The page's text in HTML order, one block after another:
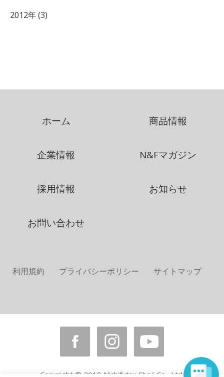
2012年 (3)
ホーム 商品情報
企業情報 N&Fマガジン
採用情報 お知らせ
お問い合わせ
利用規約 プライバシーポリシー サイトマップ
Copyright © 2018 Nichifutsu Shoji Co., Ltd.